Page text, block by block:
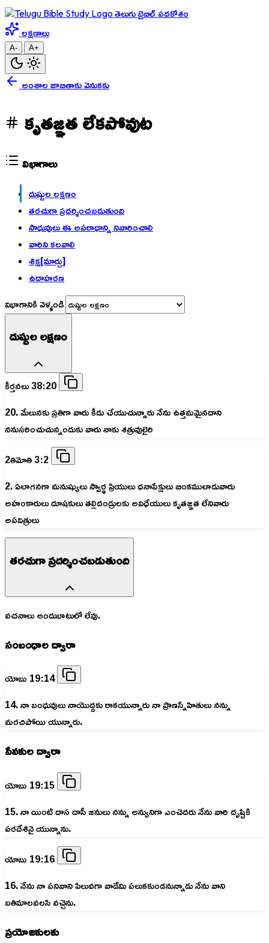
తెలుగు బైబిల్ పదకోశం
లక్షణాలు
A- A+
అంశాల జాబితాకు వెనుకకు
కృతజ్ఞత లేకపోవుట
విభాగాలు
దుష్టుల లక్షణం
తరచుగా ప్రదర్శించబడుతుంది
సాధువులు ఈ అపరాధాన్ని నివారించాలి
వారిని కలవాలి
శిక్ష[మార్చు]
ఉదాహరణ
విభాగానికి వెళ్ళండి
దుష్టుల లక్షణం
కీర్తనలు 38:20
20. మేలునకు ప్రతిగా వారు కీడు చేయుచున్నారు నేను ఉత్తమమైనదాని
ననుసరించుచున్నందుకు వారు నాకు శత్రువులైరి
2తిమోతి 3:2
2. ఏలాగనగా మనుష్యులు స్వార్థ ప్రియులు ధనాపేక్షులు బింకములాడువారు
అహంకారులు దూషకులు తల్లిదండ్రులకు అవిధేయులు కృతజ్ఞత లేనివారు
అపవిత్రులు
తరచుగా ప్రదర్శించబడుతుంది
వచనాలు అందుబాటులో లేవు.
సంబంధాల ద్వారా
యోబు 19:14
14. నా బంధువులు నాయొద్దకు రాకయున్నారు నా ప్రాణస్నేహితులు నన్ను
మరచిపోయి యున్నారు.
సేవకుల ద్వారా
యోబు 19:15
15. నా యింటి దాస దాసీ జనులు నన్ను అన్యునిగా ఎంచెదరు నేను వారి దృష్టికి
పరదేశినై యున్నాను.
యోబు 19:16
16. నేను నా పనివాని పిలువగా వాడేమి పలుకకుండనున్నాడు నేను వాని
బతిమాలవలసి వచ్చెను.
ప్రయోజకులకు